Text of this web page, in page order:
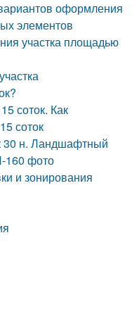
оформления
элементов
участка площадью
соток. Как
соток
30 н. Ландшафтный
160 фото
и зонирования